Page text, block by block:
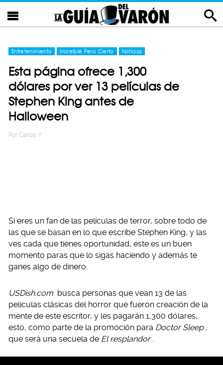
Entretenimiento Increíble Pero Cierto Noticias
Esta página ofrece 1,300
dólares por ver 13 películas de
Stephen King antes de
Halloween
Por Carlos Y
Si eres un fan de las películas de terror, sobre todo de
las que se basan en lo que escribe Stephen King, y las
ves cada que tienes oportunidad, este es un buen
momento paras que lo sigas haciendo y además te
ganes algo de dinero.
USDish.com busca personas que vean 13 de las
películas clásicas del horror que fueron creación de la
mente de este escritor, y les pagarán 1,300 dólares,
esto, como parte de la promoción para Doctor Sleep ,
que será una secuela de El resplandor .